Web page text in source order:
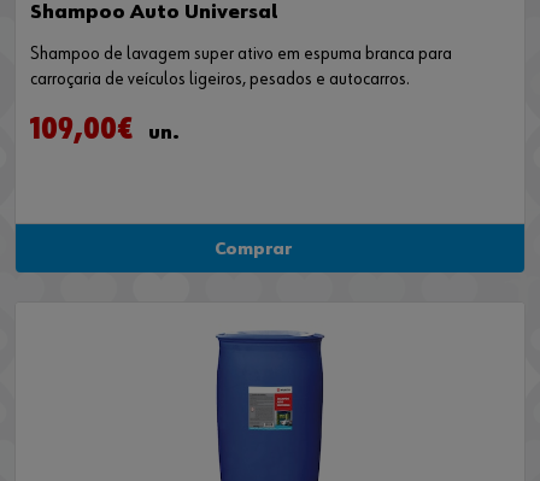
Shampoo Auto Universal
Shampoo de lavagem super ativo em espuma branca para
carroçaria de veículos ligeiros, pesados e autocarros.
109,00€ un.
Comprar